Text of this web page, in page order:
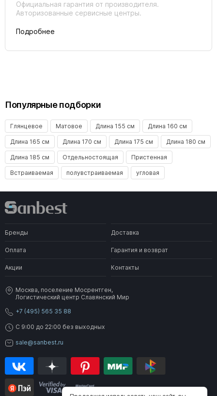
Официальная гарантия от производителя.
Авторизованные сервисные центры.
Подробнее
Популярные подборки
Глянцевое Матовое Длина 155 см Длина 160 см
Длина 165 см Длина 170 см Длина 175 см Длина 180 см
Длина 185 см Отдельностоящая Пристенная
Встраиваемая полувстраиваемая угловая
Бренды Доставка
Оплата Гарантия и возврат
Акции Контакты
Москва, поселение Мосрентген,
Логистический центр Славянский Мир
+7 (495) 565 35 88
C 9:00 до 22:00 без выходных
sale@sanbest.ru